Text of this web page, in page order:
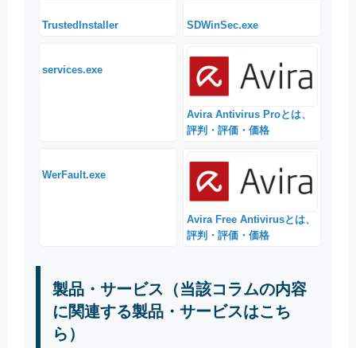
TrustedInstaller SDWinSec.exe
services.exe
Avira Antivirus Proとは、
評判・評価・価格
WerFault.exe
Avira Free Antivirusとは、
評判・評価・価格
製品・サービス（当該コラムの内容
に関連する製品・サービスはこち
ら）